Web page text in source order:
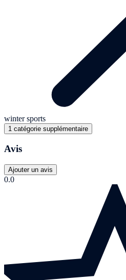
winter sports
1 catégorie supplémentaire
Avis
Ajouter un avis
0.0